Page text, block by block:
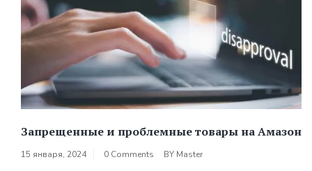
Запрещенные и проблемные товары на Амазон
15 января, 2024 0 Comments BY Master